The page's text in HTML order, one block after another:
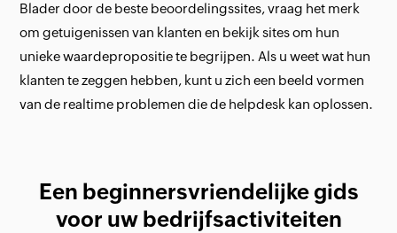
Blader door de beste beoordelingssites, vraag het merk
om getuigenissen van klanten en bekijk sites om hun
unieke waardepropositie te begrijpen. Als u weet wat hun
klanten te zeggen hebben, kunt u zich een beeld vormen
van de realtime problemen die de helpdesk kan oplossen.
Een beginnersvriendelijke gids
voor uw bedrijfsactiviteiten